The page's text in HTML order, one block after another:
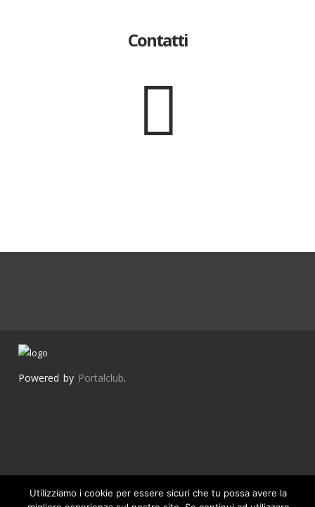
Contatti
Powered by Portalclub.
Contatti Cookie Home Parco veicoli Privacy Policy
Utilizziamo i cookie per essere sicuri che tu possa avere la